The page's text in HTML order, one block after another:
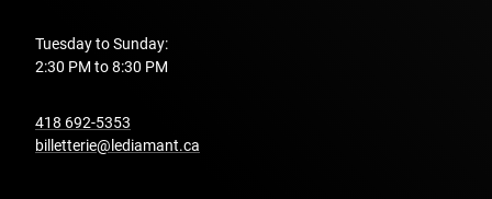
Tuesday to Sunday:
2:30 PM to 8:30 PM
418 692-5353
billetterie@lediamant.ca